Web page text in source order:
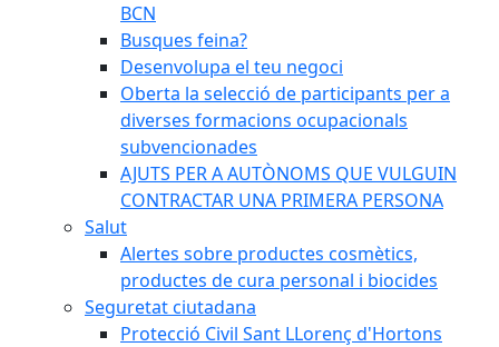
BCN
Busques feina?
Desenvolupa el teu negoci
Oberta la selecció de participants per a
diverses formacions ocupacionals
subvencionades
AJUTS PER A AUTÒNOMS QUE VULGUIN
CONTRACTAR UNA PRIMERA PERSONA
Salut
Alertes sobre productes cosmètics,
productes de cura personal i biocides
Seguretat ciutadana
Protecció Civil Sant LLorenç d'Hortons